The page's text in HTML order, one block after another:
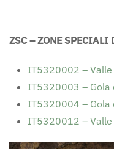
ZSC – ZONE SPECIALI
IT5320002 – Valle
IT5320003 – Gola
IT5320004 – Gola
IT5320012 – Valle